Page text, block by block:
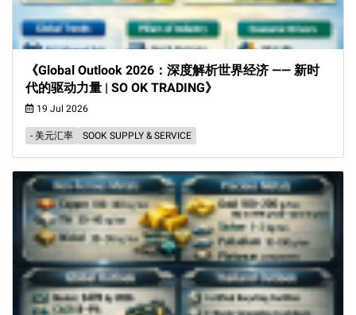
《Global Outlook 2026：深度解析世界经济 —— 新时
代的驱动力量 | SO OK TRADING》
19 Jul 2026
- 美元汇率 SOOK SUPPLY & SERVICE